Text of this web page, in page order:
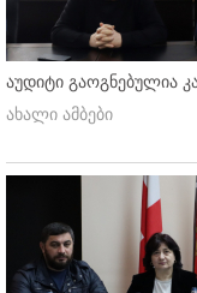
აუდიტი გაოგნებულია
ახალი ამბები